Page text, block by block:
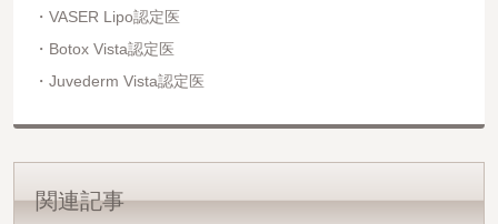
VASER Lipo認定医
Botox Vista認定医
Juvederm Vista認定医
関連記事